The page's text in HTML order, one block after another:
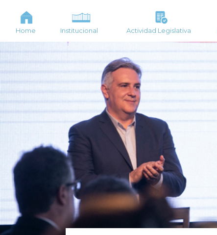
Home Institucional Actividad Legislativa